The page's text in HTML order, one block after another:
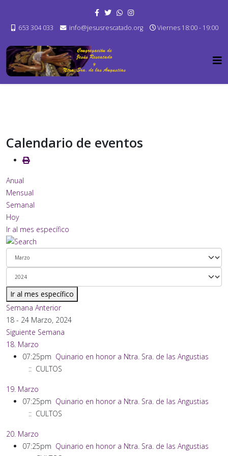
653 304 033 info@jesusrescatado.org Viernes 18:00 - 19:00
Calendario de eventos
Anual
Mensual
Semanal
Hoy
Ir al mes específico
Ir al mes específico
Semana Anterior
18 - 24 Marzo, 2024
Siguiente Semana
18. Marzo
07:25pm Quinario en honor a Ntra. Sra. de las Angustias
:: CULTOS
19. Marzo
07:25pm Quinario en honor a Ntra. Sra. de las Angustias
:: CULTOS
20. Marzo
07:25pm Quinario en honor a Ntra. Sra. de las Angustias